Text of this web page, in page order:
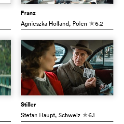
Franz
Agnieszka Holland, Polen c6.2
Stiller
Stefan Haupt, Schweiz c6.1